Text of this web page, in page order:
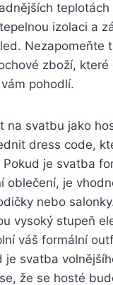
izolaci a
Nezapomeňte
zboží, které
pohodlí.
na svatbu⁤ jako
dress ​code,
Pokud je svatba
​oblečení, je
nebo
vysoký ⁣stupeň
⁣váš ⁤formální
je svatba
že se hosté